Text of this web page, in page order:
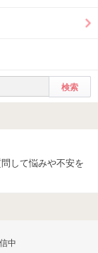
して悩みや不安を
中